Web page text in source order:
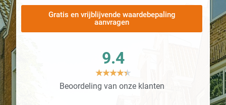
Gratis en vrijblijvende waardebepaling
aanvragen
9.4
★★★★★
Beoordeling van onze klanten